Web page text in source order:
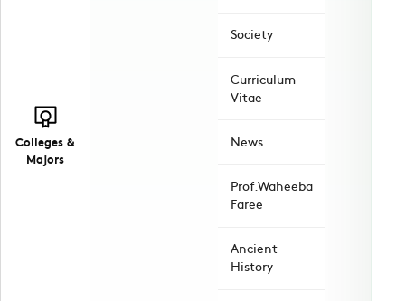
Colleges &
Majors
Society
Curriculum
Vitae
News
Prof.Waheeba
Faree
Ancient
History